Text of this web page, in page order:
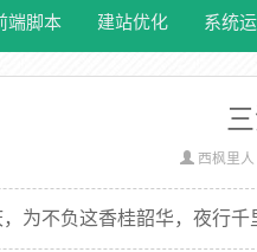
端脚本 建站优化 系统
西枫里
为不负这香桂韶华，夜行千